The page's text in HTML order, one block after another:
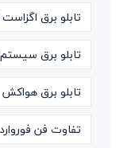
تابلو برق
تابلو برق
تابلو برق هواکش
تفاوت فن